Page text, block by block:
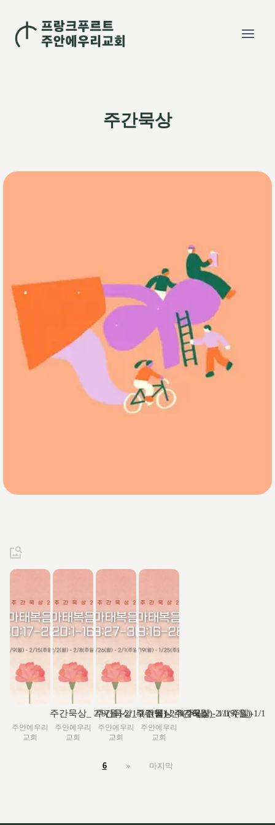
content
주간묵상
주간묵상_ 2/9(월)-2/15(주일)
주안에우리
교회
주간묵상_ 2/2(월)-2/8(주일)
주안에우리
교회
주간묵상_ 1/26(월)-2/1(주일)
주안에우리
교회
주간묵상_ 1/19(월)-1/
주안에우리
교회
6 » 마지막